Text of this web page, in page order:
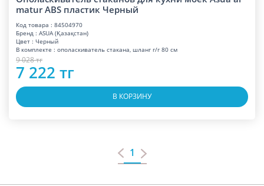
matur ABS пластик Черный
Код товара : 84504970
Бренд : ASUA (Қазақстан)
Цвет : Черный
В комплекте : ополаскиватель стакана, шланг г/г 80 см
9 028 тг
7 222 тг
В КОРЗИНУ
1